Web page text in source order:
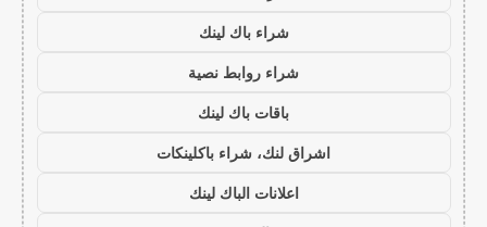
شراء باك لينك
شراء روابط نصية
باقات باك لينك
اشراق لنك، شراء باكلينكات
اعلانات الباك لينك